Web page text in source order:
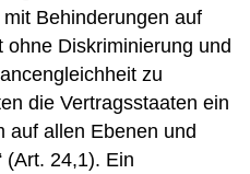
Behinderungen auf
Diskriminierung und
zu
die Vertragsstaaten ein
auf allen Ebenen und
(Art. 24,1). Ein